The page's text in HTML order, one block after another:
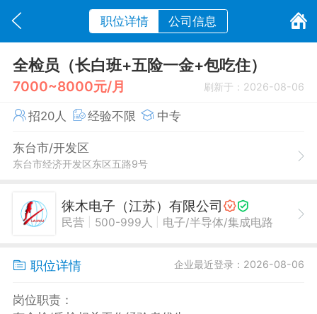
职位详情 公司信息
全检员（长白班+五险一金+包吃住）
7000~8000元/月 刷新于：2026-08-06
招20人 经验不限 中专
东台市/开发区
东台市经济开发区东区五路9号
徕木电子（江苏）有限公司
民营 500-999人 电子/半导体/集成电路
职位详情 企业最近登录：2026-08-06
岗位职责：